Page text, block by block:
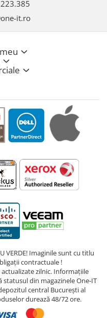
it.ro
VERDE! Imaginile sunt cu titlu
contractuale !
zilnic. Informațiile
statusul din magazinele One-IT
central București al
durează 48/72 ore.